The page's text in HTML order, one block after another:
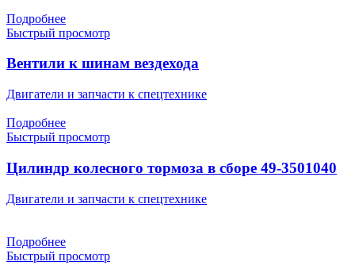
Подробнее
Быстрый просмотр
Вентили к шинам вездехода
Двигатели и запчасти к спецтехнике
Подробнее
Быстрый просмотр
Цилиндр колесного тормоза в сборе 49-3501040
Двигатели и запчасти к спецтехнике
Подробнее
Быстрый просмотр